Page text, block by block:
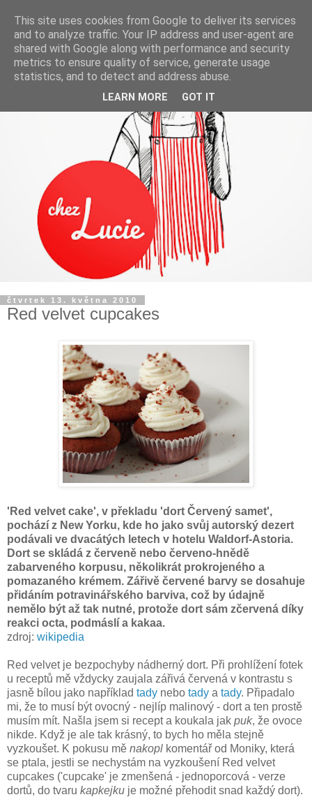
čtvrtek 13. května 2010
Red velvet cupcakes
'Red velvet cake', v překladu 'dort Červený samet',
pochází z New Yorku, kde ho jako svůj autorský dezert
podávali ve dvacátých letech v hotelu Waldorf-Astoria.
Dort se skládá z červeně nebo červeno-hnědě
zabarveného korpusu, několikrát prokrojeného a
pomazaného krémem. Zářivě červené barvy se dosahuje
přidáním potravinářského barviva, což by údajně
nemělo být až tak nutné, protože dort sám zčervená díky
reakci octa, podmáslí a kakaa.
zdroj: wikipedia
Red velvet je bezpochyby nádherný dort. Při prohlížení fotek
u receptů mě vždycky zaujala zářivá červená v kontrastu s
jasně bílou jako například tady nebo tady a tady. Připadalo
mi, že to musí být ovocný - nejlíp malinový - dort a ten prostě
musím mít. Našla jsem si recept a koukala jak puk, že ovoce
nikde. Když je ale tak krásný, to bych ho měla stejně
vyzkoušet. K pokusu mě nakopl komentář od Moniky, která
se ptala, jestli se nechystám na vyzkoušení Red velvet
cupcakes ('cupcake' je zmenšená - jednoporcová - verze
dortů, do tvaru kapkejku je možné přehodit snad každý dort).
This site uses cookies from Google to deliver its services
and to analyze traffic. Your IP address and user-agent are
shared with Google along with performance and security
metrics to ensure quality of service, generate usage
statistics, and to detect and address abuse.
LEARN MORE GOT IT